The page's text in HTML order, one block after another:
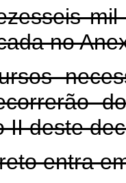
no
II deste
entra